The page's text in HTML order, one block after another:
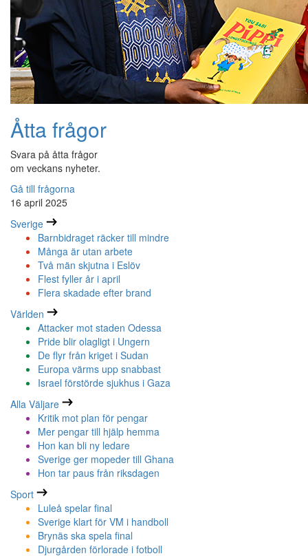
Åtta frågor
Svara på åtta frågor
om veckans nyheter.
Gå till frågorna
16 april 2025
Sverige
Barnbidraget räcker till mindre
Många är utan arbete
Två män skjutna i Eslöv
Flest fyller år i april
Flera skadade efter brand
Världen
Attacker mot staden Odessa
Pride blir olagligt i Ungern
De flyr från kriget i Sudan
Europa värms upp snabbast
Israel förstörde sjukhus i Gaza
Alla Väljare
Kritik mot plan för pengar
Mer pengar till hjälp hemma
Hon kan bli ny ledare
Sverige ger mopeder till Ghana
Hon tar paus från riksdagen
Sport
Luleå spelar final
Sverige klart för VM i handboll
Brynäs ska spela final
Djurgården förlorade i fotboll